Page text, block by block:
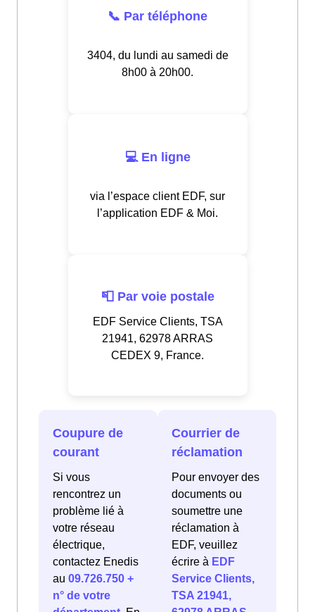
📞 Par téléphone
3404, du lundi au samedi de
8h00 à 20h00.
💻 En ligne
via l’espace client EDF, sur
l’application EDF & Moi.
📮 Par voie postale
EDF Service Clients, TSA
21941, 62978 ARRAS
CEDEX 9, France.
Coupure de
courant
Si vous
rencontrez un
problème lié à
votre réseau
électrique,
contactez Enedis
au 09.726.750 +
n° de votre
Courrier de
réclamation
Pour envoyer des
documents ou
soumettre une
réclamation à
EDF, veuillez
écrire à EDF
Service Clients,
TSA 21941,